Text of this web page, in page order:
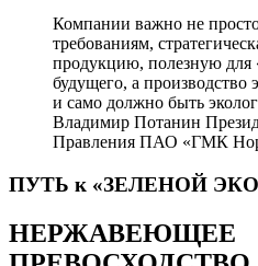
Компании важно не
требованиям,
продукцию, полезную для
будущего, а производство
и само должно быть
Владимир Потанин
Правления ПАО «ГМК
ПУТЬ к «ЗЕЛЕНОЙ
НЕРЖАВЕЮЩЕЕ